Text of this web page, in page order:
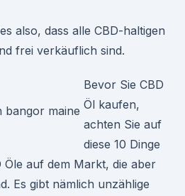
also, dass alle CBD-haltigen
frei verkäuflich sind.
Bevor Sie CBD
Öl kaufen,
achten Sie auf
diese 10 Dinge
Öle auf dem Markt, die aber
Es gibt nämlich unzählige